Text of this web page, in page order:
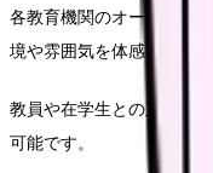
各教育機関のオープンキ
境や雰囲気を体感すること
教員や在学生との直接の
可能です。